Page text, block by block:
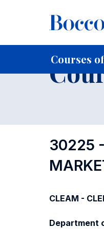
Courses
Home For
30225 -
CLEAM -
Department